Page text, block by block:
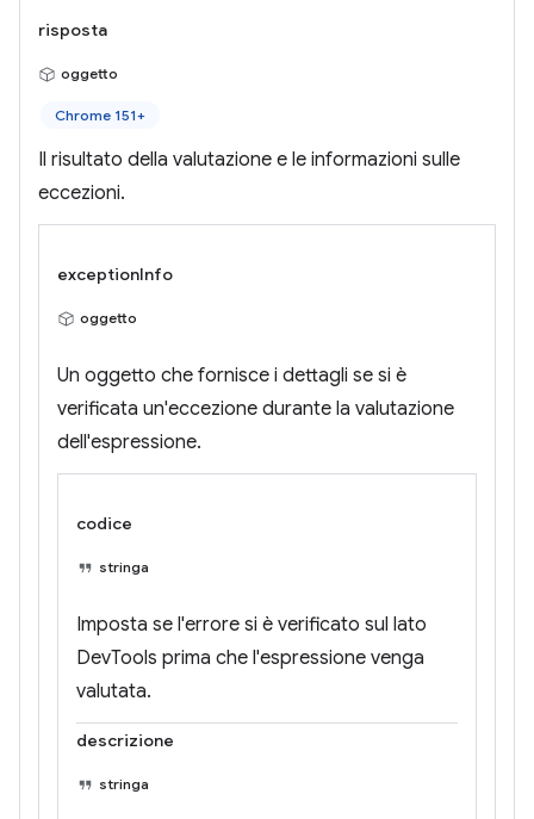
risposta
oggetto
Chrome 151+
Il risultato della valutazione e le informazioni sulle
eccezioni.
exceptionInfo
oggetto
Un oggetto che fornisce i dettagli se si è
verificata un'eccezione durante la valutazione
dell'espressione.
codice
stringa
Imposta se l'errore si è verificato sul lato
DevTools prima che l'espressione venga
valutata.
descrizione
stringa